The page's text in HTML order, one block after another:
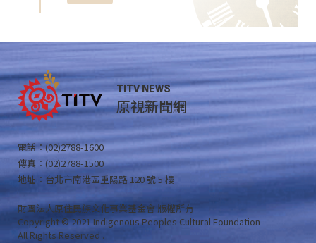
TITV NEWS
原視新聞網
電話：(02)2788-1600
傳真：(02)2788-1500
地址：台北市南港區重陽路 120 號 5 樓
財團法人原住民族文化事業基金會 版權所有
Copyright © 2021 Indigenous Peoples Cultural Foundation
All Rights Reserved .